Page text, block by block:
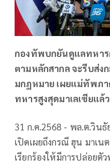
กองทัพบกยันดูแลทหา
ตามหลักสากล จะรีบส่ง
มกฏหมาย เผยแม่ทัพภ
ทหารสูงสุดมาเลเซียแล้ว
31 ก.ค.2568 - พล.ต.วิน
เปิดเผยถึงกรณี ฮุน มาเ
เรียกร้องให้มีการปล่อย